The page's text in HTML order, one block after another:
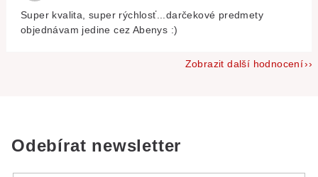
Super kvalita, super rýchlosť...darčekové predmety
objednávam jedine cez Abenys :)
Zobrazit další hodnocení
Odebírat newsletter